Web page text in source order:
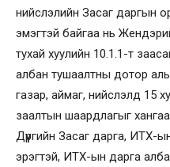
нийслэлийн Засаг даргын
эмэгтэй байгаа нь
тухай хуулийн 10.1.1-т
албан тушаалтны дотор аль
газар, аймаг, нийслэлд 15
заалтын шаардлагыг
Дүүргийн Засаг дарга, ИТХ-
эрэгтэй, ИТХ-ын дарга